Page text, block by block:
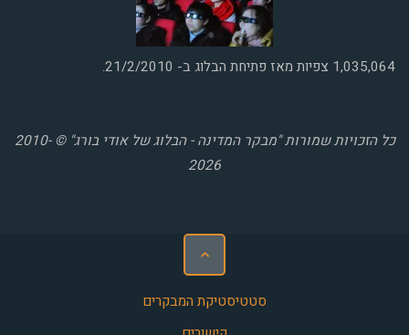
1,035,064 צפיות מאז פתיחת הבלוג ב- 21/2/2010.
כל הזכויות שמורות "מבקר המדינה - הבלוג של אודי בורג" © 2010-
2026
סטטיסטיקת המבקרים